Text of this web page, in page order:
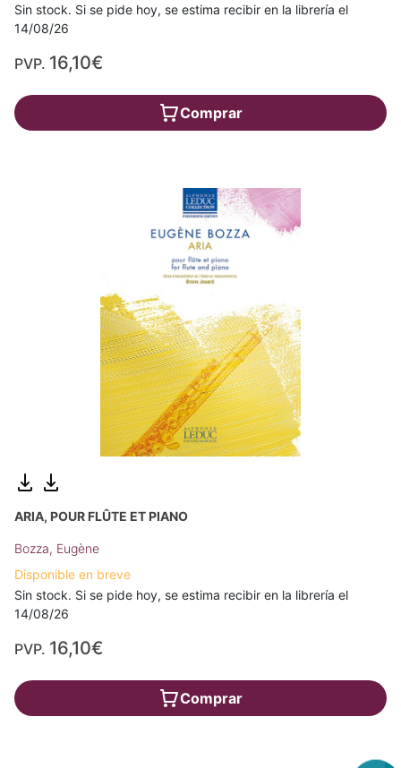
Sin stock. Si se pide hoy, se estima recibir en la librería el
14/08/26
PVP. 16,10€
Comprar
ARIA, POUR FLÛTE ET PIANO
Bozza, Eugène
Disponible en breve
Sin stock. Si se pide hoy, se estima recibir en la librería el
14/08/26
PVP. 16,10€
Comprar